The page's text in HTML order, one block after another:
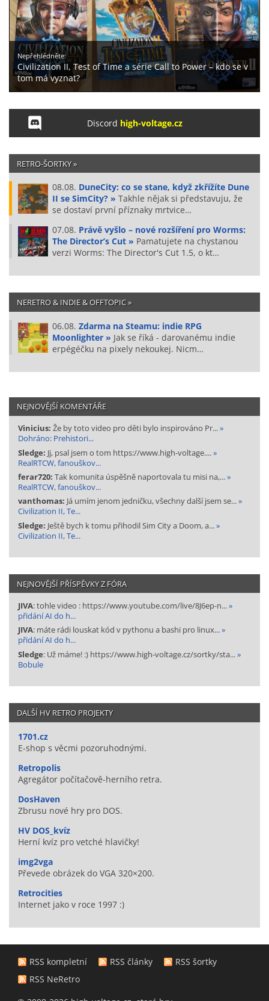
Nepřehlédněte:
Civilization II, Test of Time a série Call to Power – kdo se v
tom má vyznat?
Discord high-voltage.cz
RETRO-ŠORTKY »
08.08. DuneCity: co se stane, když zkřížíte Dune
II se SimCity? » Takhle nějak si představuju, že
se dostaví první příznaky mrtvice…
07.08. Právě vyšlo – nové rozšíření pro Worms:
The Director’s Cut » Pamatujete na chystanou
verzi Worms: The Director's Cut 1.5, o kt…
NERETRO & INDIE & OFFTOPIC »
06.08. Zdarma na Steamu: indie RPG
Moonlighter » Jak se říká - darovanému indie
erpégéčku na pixely nekoukej. Nicm…
NEJNOVĚJŠÍ KOMENTÁŘE
Vinicius: Že by toto video pro děti bylo inspirováno Pr...»
Dohráno: Prehistori...
Sledge: Jj, psal jsem o tom https://www.high-voltage....»
RealRTCW, fanouškov...
ferar720: Tak komunita úspěšně naportovala tu misi na,...»
RealRTCW, fanouškov...
vanthomas: Já umím jenom jedničku, všechny další jsem se...»
Civilization II, Te...
Sledge: Ještě bych k tomu přihodil Sim City a Doom, a...»
Civilization II, Te...
NEJNOVĚJŠÍ PŘÍSPĚVKY Z FÓRA
JIVA: tohle video : https://www.youtube.com/live/8J6ep-n...»
přidání AI do h...
JIVA: máte rádi louskat kód v pythonu a bashi pro linux...»
přidání AI do h...
Sledge: Už máme! :) https://www.high-voltage.cz/sortky/sta...»
Bobule
DALŠÍ HV RETRO PROJEKTY
1701.cz
E-shop s věcmi pozoruhodnými.
Retropolis
Agregátor počítačově-herního retra.
DosHaven
Zbrusu nové hry pro DOS.
HV DOS_kvíz
Herní kvíz pro vetché hlavičky!
img2vga
Převede obrázek do VGA 320×200.
Retrocities
Internet jako v roce 1997 :)
RSS kompletní RSS články
RSS šortky
RSS NeRetro